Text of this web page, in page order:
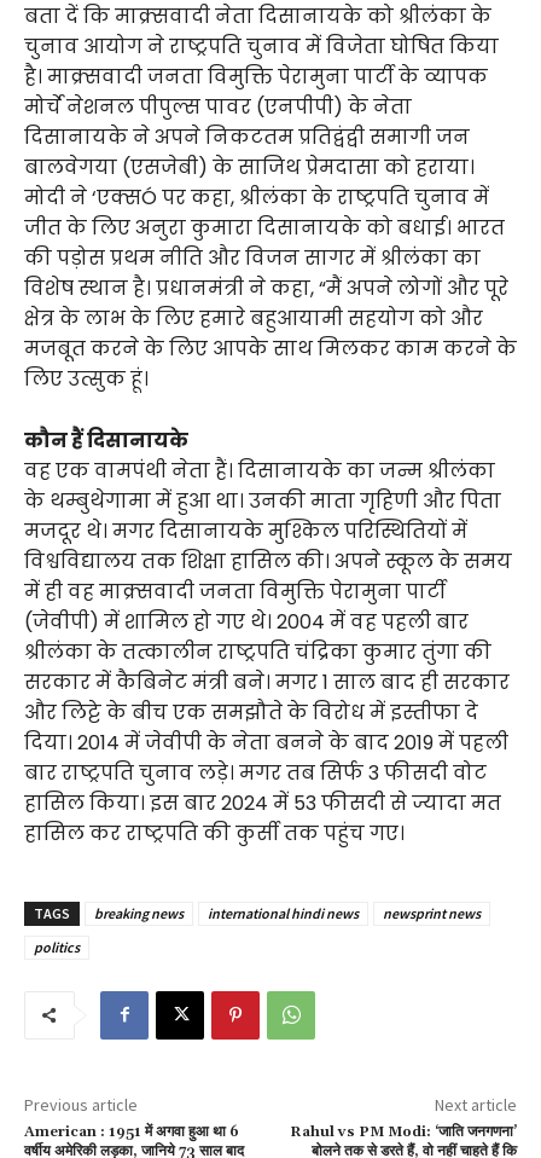
बता दें कि माक्र्सवादी नेता दिसानायके को श्रीलंका के
चुनाव आयोग ने राष्ट्रपति चुनाव में विजेता घोषित किया
है। माक्र्सवादी जनता विमुक्ति पेरामुना पार्टी के व्यापक
मोर्चे नेशनल पीपुल्स पावर (एनपीपी) के नेता
दिसानायके ने अपने निकटतम प्रतिद्वंद्वी समागी जन
बालवेगया (एसजेबी) के साजिथ प्रेमदासा को हराया।
मोदी ने ‘एक्सÓ पर कहा, श्रीलंका के राष्ट्रपति चुनाव में
जीत के लिए अनुरा कुमारा दिसानायके को बधाई। भारत
की पड़ोस प्रथम नीति और विजन सागर में श्रीलंका का
विशेष स्थान है। प्रधानमंत्री ने कहा, “मैं अपने लोगों और पूरे
क्षेत्र के लाभ के लिए हमारे बहुआयामी सहयोग को और
मजबूत करने के लिए आपके साथ मिलकर काम करने के
लिए उत्सुक हूं।
कौन हैं दिसानायके
वह एक वामपंथी नेता हैं। दिसानायके का जन्म श्रीलंका
के थम्बुथेगामा में हुआ था। उनकी माता गृहिणी और पिता
मजदूर थे। मगर दिसानायके मुश्किल परिस्थितियों में
विश्वविद्यालय तक शिक्षा हासिल की। अपने स्कूल के समय
में ही वह माक्र्सवादी जनता विमुक्ति पेरामुना पार्टी
(जेवीपी) में शामिल हो गए थे। 2004 में वह पहली बार
श्रीलंका के तत्कालीन राष्ट्रपति चंद्रिका कुमार तुंगा की
सरकार में कैबिनेट मंत्री बने। मगर 1 साल बाद ही सरकार
और लिट्टे के बीच एक समझौते के विरोध में इस्तीफा दे
दिया। 2014 में जेवीपी के नेता बनने के बाद 2019 में पहली
बार राष्ट्रपति चुनाव लड़े। मगर तब सिर्फ 3 फीसदी वोट
हासिल किया। इस बार 2024 में 53 फीसदी से ज्यादा मत
हासिल कर राष्ट्रपति की कुर्सी तक पहुंच गए।
TAGS breaking news international hindi news
newsprint news
politics
Previous article
American : 1951 में अगवा हुआ था 6
वर्षीय अमेरिकी लड़का, जानिये 73 साल बाद
Next article
Rahul vs PM Modi: ‘जाति जनगणना’
बोलने तक से डरते हैं, वो नहीं चाहते हैं कि